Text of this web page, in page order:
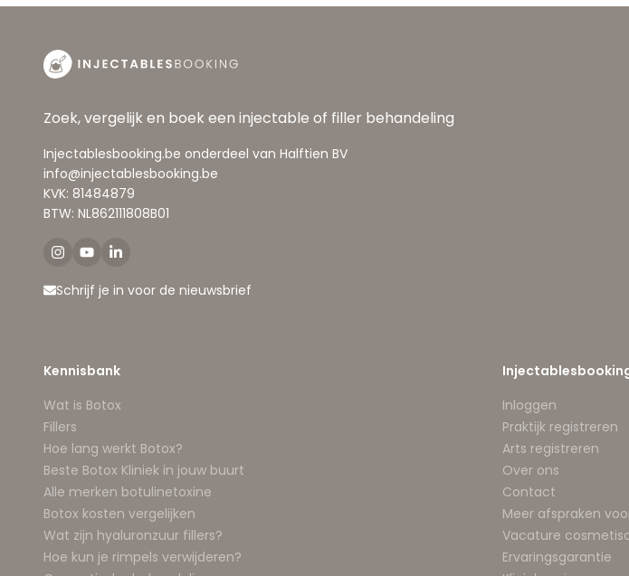
Zoek, vergelijk en boek een injectable of filler behandeling
Injectablesbooking.be onderdeel van Halftien BV
info@injectablesbooking.be
KVK: 81484879
BTW: NL862111808B01
Schrijf je in voor de nieuwsbrief
Kennisbank
Wat is Botox
Fillers
Hoe lang werkt Botox?
Beste Botox Kliniek in jouw buurt
Alle merken botulinetoxine
Botox kosten vergelijken
Wat zijn hyaluronzuur fillers?
Hoe kun je rimpels verwijderen?
Inloggen
Praktijk registreren
Arts registreren
Over ons
Contact
Meer afspraken
Vacature
Ervaringsgarantie